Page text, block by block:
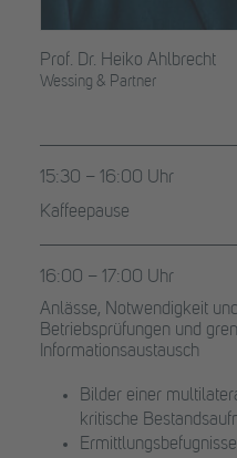
Prof. Dr. Heiko Ahlbrecht
Wessing & Partner
15:30 – 16:00 Uhr
Kaffeepause
16:00 – 17:00 Uhr
Anlässe, Notwendigkeit
Betriebsprüfungen und
Informationsaustausch
Bilder einer
kritische